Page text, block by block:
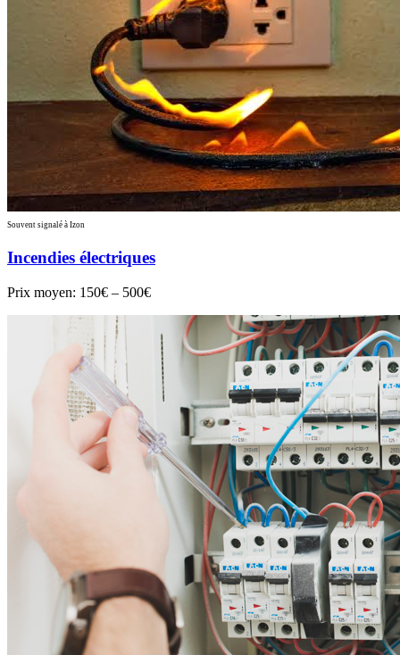
Souvent signalé à Izon
Incendies électriques
Prix moyen: 150€ – 500€